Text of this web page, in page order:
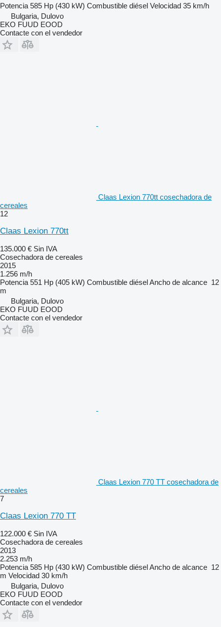
Potencia 585 Hp (430 kW) Combustible diésel Velocidad 35 km/h
Bulgaria, Dulovo
EKO FUUD EOOD
Contacte con el vendedor
Claas Lexion 770tt cosechadora de
cereales
12
Claas Lexion 770tt
135.000 € Sin IVA
Cosechadora de cereales
2015
1.256 m/h
Potencia 551 Hp (405 kW) Combustible diéselAncho de alcance 12
m
Bulgaria, Dulovo
EKO FUUD EOOD
Contacte con el vendedor
Claas Lexion 770 TT cosechadora de
cereales
7
Claas Lexion 770 TT
122.000 € Sin IVA
Cosechadora de cereales
2013
2.253 m/h
Potencia 585 Hp (430 kW) Combustible diéselAncho de alcance 12
m Velocidad 30 km/h
Bulgaria, Dulovo
EKO FUUD EOOD
Contacte con el vendedor